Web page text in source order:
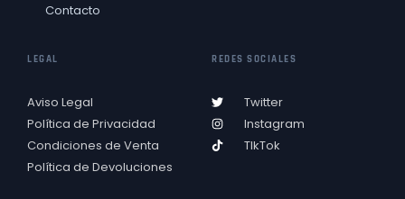
Contacto
LEGAL
Aviso Legal
Política de Privacidad
Condiciones de Venta
Política de Devoluciones
REDES SOCIALES
Twitter
Instagram
TIkTok